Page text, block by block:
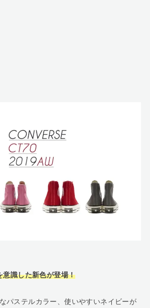
識した新色が登場！
パステルカラー、使いやすいネイビーが